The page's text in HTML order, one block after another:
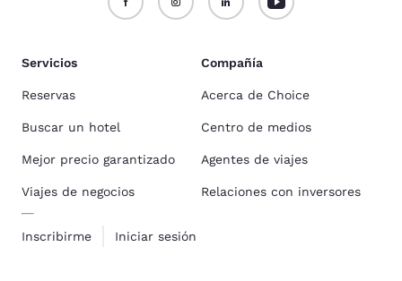
Servicios
Reservas
Buscar un hotel
Mejor precio garantizado
Viajes de negocios
Inscribirme Iniciar sesión
Compañía
Acerca de Choice
Centro de medios
Agentes de viajes
Relaciones con inversores